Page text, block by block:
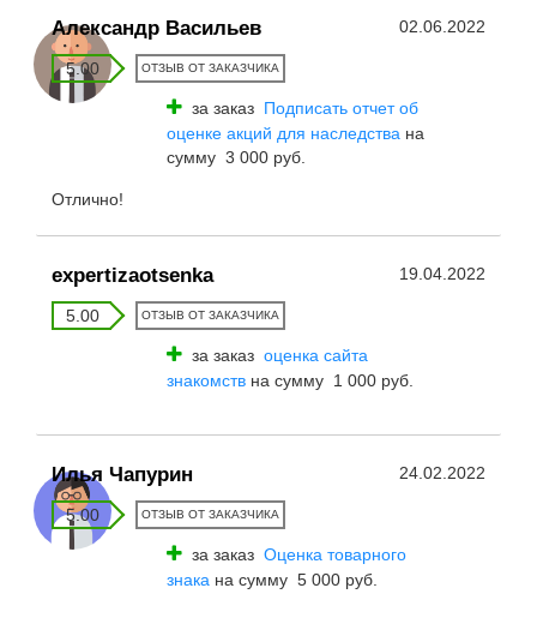
Александр Васильев 02.06.2022
5.00 ОТЗЫВ ОТ ЗАКАЗЧИКА
за заказ Подписать отчет об
оценке акций для наследства на
сумму 3 000 руб.
Отлично!
expertizaotsenka 19.04.2022
5.00 ОТЗЫВ ОТ ЗАКАЗЧИКА
за заказ оценка сайта
знакомств на сумму 1 000 руб.
Илья Чапурин 24.02.2022
5.00 ОТЗЫВ ОТ ЗАКАЗЧИКА
за заказ Оценка товарного
знака на сумму 5 000 руб.